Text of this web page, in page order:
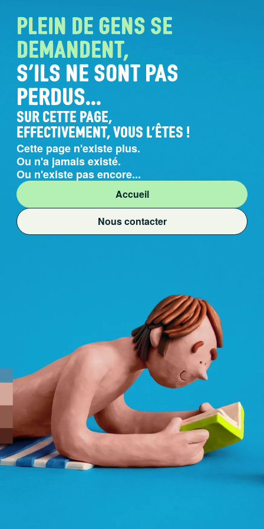
Plein de gens se
demandent,
s'ils ne sont pas
perdus...
Sur cette page,
effectivement, vous l'êtes !
Cette page n'existe plus.
Ou n'a jamais existé.
Ou n'existe pas encore...
Accueil
Nous contacter